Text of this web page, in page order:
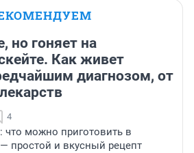
но гоняет на
Как живет
диагнозом, от
4
что можно приготовить в
простой и вкусный рецепт